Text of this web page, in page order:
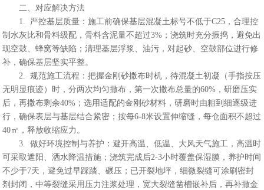
二、对应解决方法
1. 严控基层质量：施工前确保基层混凝土标号不低于C25，合理控
制水灰比和骨料级配，骨料含泥量不超过3%；浇筑时充分振捣，避免出
现空鼓、蜂窝等缺陷；清理基层浮浆、油污，对起砂、空鼓部位进行修
补，确保基层坚实平整。
2. 规范施工流程：把握金刚砂撒布时机，待混凝土初凝（手指按压
无明显痕迹）时，分两次均匀撒布，第一次撒布总量的60%，研磨压实
后，再撒布剩余40%；选用适配的金刚砂材料，研磨时由粗到细逐级进
行，确保表层与基层结合紧密；按每6-8米设置伸缩缝，每仓面积不超过
40㎡，释放收缩应力。
3. 做好环境控制与养护：避开高温、低温、大风天气施工，高温时
可采取遮阳、洒水降温措施；浇筑完成后2-3小时覆盖保湿膜，养护时间
不少于7天，避免过早踩踏、碾压；已开裂地坪，细微裂缝可涂刷密封
剂封闭，中等裂缝采用压力注浆处理，宽大裂缝凿槽嵌补后，再补撒金